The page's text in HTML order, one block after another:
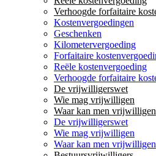
Verhoogde forfaitaire
Kostenvergoedingen
Geschenken
Kilometervergoeding
Forfaitaire
Reële kostenvergoeding
Verhoogde forfaitaire
De vrijwilligerswet
Wie mag vrijwilligen
Waar kan men vrijwilligen
De vrijwilligerswet
Wie mag vrijwilligen
Waar kan men vrijwilligen